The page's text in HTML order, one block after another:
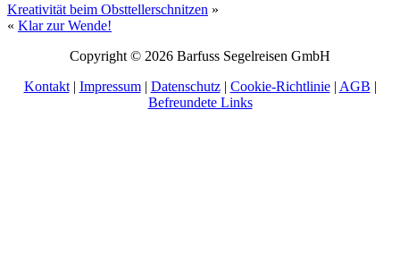
Kreativität beim Obsttellerschnitzen »
« Klar zur Wende!
Copyright © 2026 Barfuss Segelreisen GmbH
Kontakt| Impressum| Datenschutz| Cookie-Richtlinie| AGB |
Befreundete Links